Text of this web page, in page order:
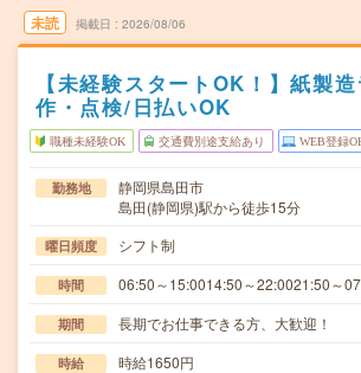
未読 掲載日 2026/08/06
【未経験スタートOK！】紙製
作・点検/日払いOK
職種未経験OK 交通費別途支給あり WEB登録
勤務地
静岡県島田市
島田(静岡県)駅から徒歩15分
曜日頻度 シフト制
時間 06:50～15:0014:50～22:0021:50～
期間 長期でお仕事できる方、大歓迎！
時給 時給1650円